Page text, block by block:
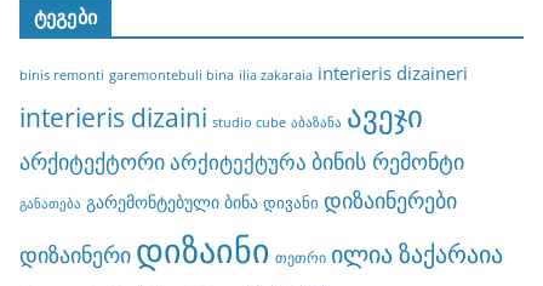
ტეგები
binis remonti garemontebuli bina ilia zakaraia interieris dizaineri
interieris dizaini studio cube აბაზანა ავეჯი
არქიტექტორიარქიტექტურა ბინის რემონტი
განათება გარემონტებული ბინა დივანი დიზაინერები
დიზაინერი დიზაინი თეთრი ილია ზაქარაია